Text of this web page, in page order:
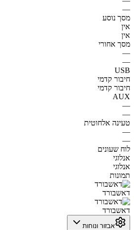
—
מסך נוסע
אין
אין
מסך אחורי
—
—
USB
חיבור קדמי
חיבור קדמי
AUX
—
—
טעינה אלחוטית
—
—
לוח שעונים
אנלוגי
אנלוגי
תמונות
דאשבורד
דאשבורד
אבזור ונוחות